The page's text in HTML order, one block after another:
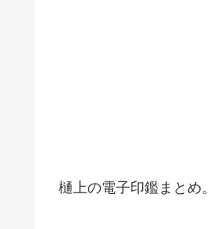
樋上の電子印鑑まとめ